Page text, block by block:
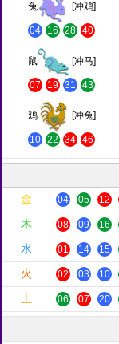
兔 [冲鸡]
04 16 28 40
鼠 [冲马]
07 19 31 43
鸡 [冲兔]
10 22 34 46
金
04 05 12
木 08 09 16
水 01 14 15
火 02 03 10
土 06 07 20